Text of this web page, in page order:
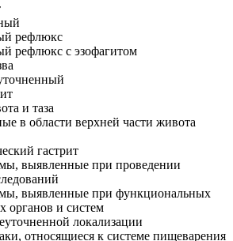
рефлюкс
рефлюкс с эзофагитом
и таза
в области верхней части живота
гастрит
выявленные при проведении
выявленные при функциональных
органов и систем
локализации
относящиеся к системе пищеварения